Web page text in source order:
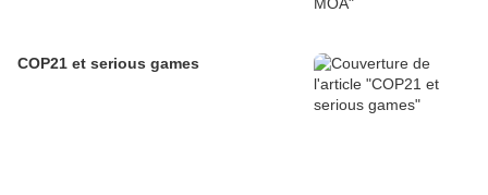
COP21 et serious games